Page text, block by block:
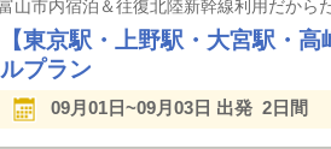
【東京駅・上野駅・大宮駅・
ルプラン
09月01日~09月03日 出発 2日間